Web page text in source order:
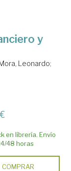
y
Leonardo;
en librería. Envío
48 horas
COMPRAR